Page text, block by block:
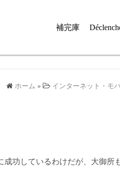
補完庫
ホーム » インターネット・モ
成功しているわけだが、大御所